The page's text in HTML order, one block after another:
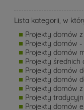
Lista kategorii, w
Projekty domów
Projekty domów -
Projekty domów
Projekty średnich
Projekty domów
Projekty domów
Projekty domów
Projekty
Projekty domów